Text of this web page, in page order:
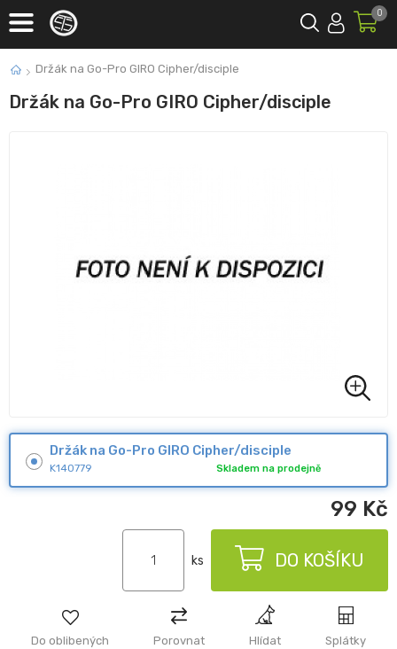
0
Držák na Go-Pro GIRO Cipher/disciple
Držák na Go-Pro GIRO Cipher/disciple
Do oblibených Porovnat Hlídat Splátky
Držák na Go-Pro GIRO Cipher/disciple
K140779 Skladem na prodejně
99 Kč
ks DO KOŠÍKU